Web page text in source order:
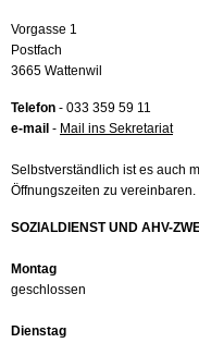
Vorgasse 1
Postfach
3665 Wattenwil
Telefon - 033 359 59 11
e-mail - Mail ins Sekretariat
Selbstverständlich ist es auch
Öffnungszeiten zu vereinbaren.
SOZIALDIENST UND AHV-
Montag
geschlossen
Dienstag